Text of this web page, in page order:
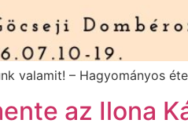
valamit! – Hagyományos
az Ilona